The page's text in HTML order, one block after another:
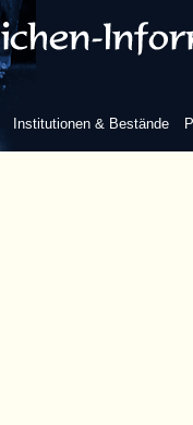
Institutionen & Bestände